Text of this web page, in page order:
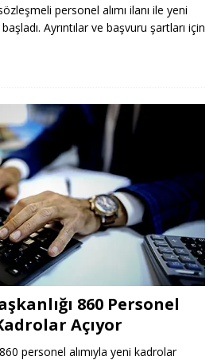
personel alımı ilanı ile yeni
Ayrıntılar ve başvuru şartları için
860 Personel
Açıyor
personel alımıyla yeni kadrolar